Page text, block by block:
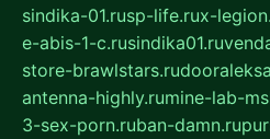
sindika-01.rusp-life.rux-
e-abis-1-c.rusindika01.ru
store-brawlstars.ru
antenna-highly.rumine-lab-
3-sex-porn.ruban-damn.ru